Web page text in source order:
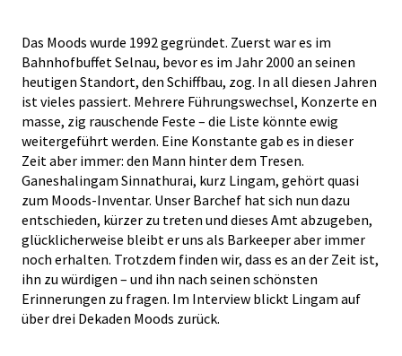
Das Moods wurde 1992 gegründet. Zuerst war es im
Bahnhofbuffet Selnau, bevor es im Jahr 2000 an seinen
heutigen Standort, den Schiffbau, zog. In all diesen Jahren
ist vieles passiert. Mehrere Führungswechsel, Konzerte en
masse, zig rauschende Feste – die Liste könnte ewig
weitergeführt werden. Eine Konstante gab es in dieser
Zeit aber immer: den Mann hinter dem Tresen.
Ganeshalingam Sinnathurai, kurz Lingam, gehört quasi
zum Moods-Inventar. Unser Barchef hat sich nun dazu
entschieden, kürzer zu treten und dieses Amt abzugeben,
glücklicherweise bleibt er uns als Barkeeper aber immer
noch erhalten. Trotzdem finden wir, dass es an der Zeit ist,
ihn zu würdigen – und ihn nach seinen schönsten
Erinnerungen zu fragen. Im Interview blickt Lingam auf
über drei Dekaden Moods zurück.